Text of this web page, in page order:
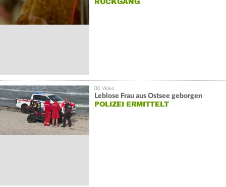
ÜCKGANG
Leblose Frau aus Ostsee geborgen
POLIZEI ERMITTELT